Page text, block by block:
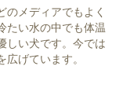
メディアでもよく
たい水の中でも体温
しい犬です。今では
げています。